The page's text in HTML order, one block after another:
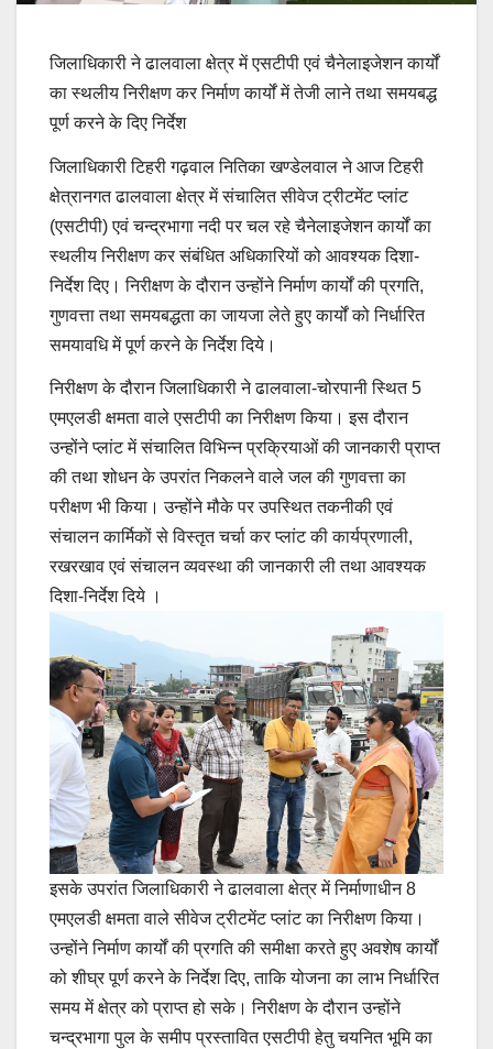
जिलाधिकारी ने ढालवाला क्षेत्र में एसटीपी एवं चैनेलाइजेशन कार्यों
का स्थलीय निरीक्षण कर निर्माण कार्यों में तेजी लाने तथा समयबद्ध
पूर्ण करने के दिए निर्देश
जिलाधिकारी टिहरी गढ़वाल नितिका खण्डेलवाल ने आज टिहरी
क्षेत्रानगत ढालवाला क्षेत्र में संचालित सीवेज ट्रीटमेंट प्लांट
(एसटीपी) एवं चन्द्रभागा नदी पर चल रहे चैनेलाइजेशन कार्यों का
स्थलीय निरीक्षण कर संबंधित अधिकारियों को आवश्यक दिशा-
निर्देश दिए। निरीक्षण के दौरान उन्होंने निर्माण कार्यों की प्रगति,
गुणवत्ता तथा समयबद्धता का जायजा लेते हुए कार्यों को निर्धारित
समयावधि में पूर्ण करने के निर्देश दिये।
निरीक्षण के दौरान जिलाधिकारी ने ढालवाला-चोरपानी स्थित 5
एमएलडी क्षमता वाले एसटीपी का निरीक्षण किया। इस दौरान
उन्होंने प्लांट में संचालित विभिन्न प्रक्रियाओं की जानकारी प्राप्त
की तथा शोधन के उपरांत निकलने वाले जल की गुणवत्ता का
परीक्षण भी किया। उन्होंने मौके पर उपस्थित तकनीकी एवं
संचालन कार्मिकों से विस्तृत चर्चा कर प्लांट की कार्यप्रणाली,
रखरखाव एवं संचालन व्यवस्था की जानकारी ली तथा आवश्यक
दिशा-निर्देश दिये ।
इसके उपरांत जिलाधिकारी ने ढालवाला क्षेत्र में निर्माणाधीन 8
एमएलडी क्षमता वाले सीवेज ट्रीटमेंट प्लांट का निरीक्षण किया।
उन्होंने निर्माण कार्यों की प्रगति की समीक्षा करते हुए अवशेष कार्यों
को शीघ्र पूर्ण करने के निर्देश दिए, ताकि योजना का लाभ निर्धारित
समय में क्षेत्र को प्राप्त हो सके। निरीक्षण के दौरान उन्होंने
चन्द्रभागा पुल के समीप प्रस्तावित एसटीपी हेतु चयनित भूमि का